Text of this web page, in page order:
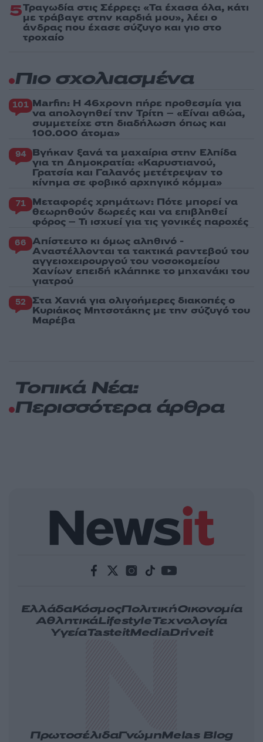
5Τραγωδία στις Σέρρες: «Τα έχασα όλα, κάτι
με τράβαγε στην καρδιά μου», λέει ο
άνδρας που έχασε σύζυγο και γιο στο
τροχαίο
Πιο σχολιασμένα
101 Marfin: Η 46χρονη πήρε προθεσμία για
να απολογηθεί την Τρίτη – «Είναι αθώα,
συμμετείχε στη διαδήλωση όπως και
100.000 άτομα»
94 Βγήκαν ξανά τα μαχαίρια στην Ελπίδα
για τη Δημοκρατία: «Καρυστιανού,
Γρατσία και Γαλανός μετέτρεψαν το
κίνημα σε φοβικό αρχηγικό κόμμα»
71 Μεταφορές χρημάτων: Πότε μπορεί να
θεωρηθούν δωρεές και να επιβληθεί
φόρος – Τι ισχυεί για τις γονικές παροχές
66 Απίστευτο κι όμως αληθινό -
Aναστέλλονται τα τακτικά ραντεβού του
αγγειοχειρουργού του νοσοκομείου
Χανίων επειδή κλάπηκε το μηχανάκι του
γιατρού
52 Στα Χανιά για ολιγοήμερες διακοπές ο
Κυριάκος Μητσοτάκης με την σύζυγό του
Μαρέβα
Τοπικά Νέα:
Περισσότερα άρθρα
ΕλλάδαΚόσμοςΠολιτικήΟικονομία
ΑθλητικάLifestyleΤεχνολογία
ΥγείαTasteitMediaDriveit
ΠρωτοσέλιδαΓνώμηMelas Blog